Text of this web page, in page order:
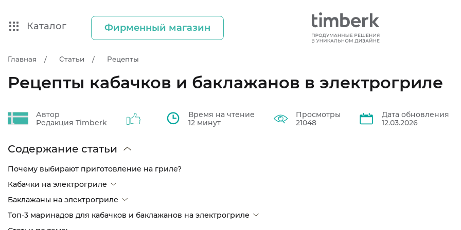
Каталог Фирменный магазин
Главная Статьи Рецепты
Рецепты кабачков и баклажанов в электрогриле
Автор
Редакция Timberk
Время на чтение
12 минут
Просмотры
21048
Дата обновления
12.03.2026
Содержание статьи
Почему выбирают приготовление на гриле?
Кабачки на электрогриле
Баклажаны на электрогриле
Топ-3 маринадов для кабачков и баклажанов на электрогриле